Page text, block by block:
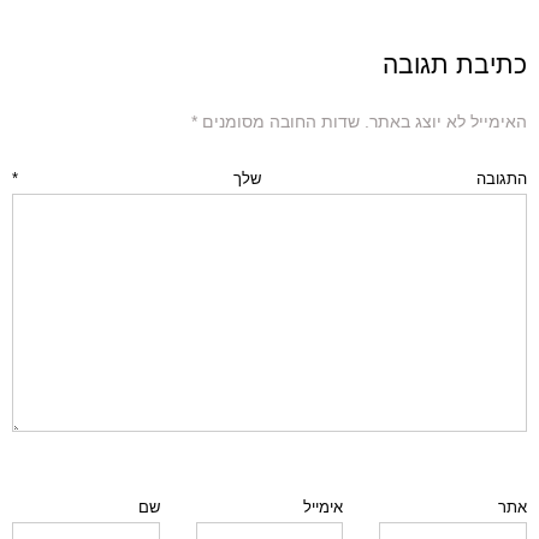
כתיבת תגובה
האימייל לא יוצג באתר. שדות החובה מסומנים *
התגובה שלך *
שם אימייל אתר